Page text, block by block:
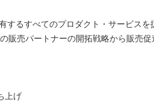
するすべてのプロダクト・サービスを
販売パートナーの開拓戦略から販売
上げ